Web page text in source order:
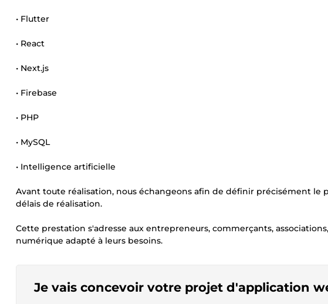
• Flutter
• React
• Next.js
• Firebase
• PHP
• MySQL
• Intelligence artificielle
Avant toute réalisation, nous échangeons afin de définir précisément
délais de réalisation.
Cette prestation s'adresse aux entrepreneurs, commerçants,
numérique adapté à leurs besoins.
Je vais concevoir votre projet d'application